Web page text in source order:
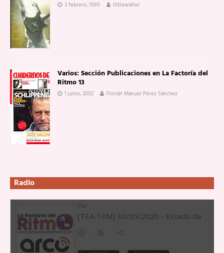
3 febrero, 1995 littlewalter
Varios: Sección Publicaciones en La Factoría del
Ritmo 13
1 junio, 2002 Florián Manuel Pérez Sánchez
Radio